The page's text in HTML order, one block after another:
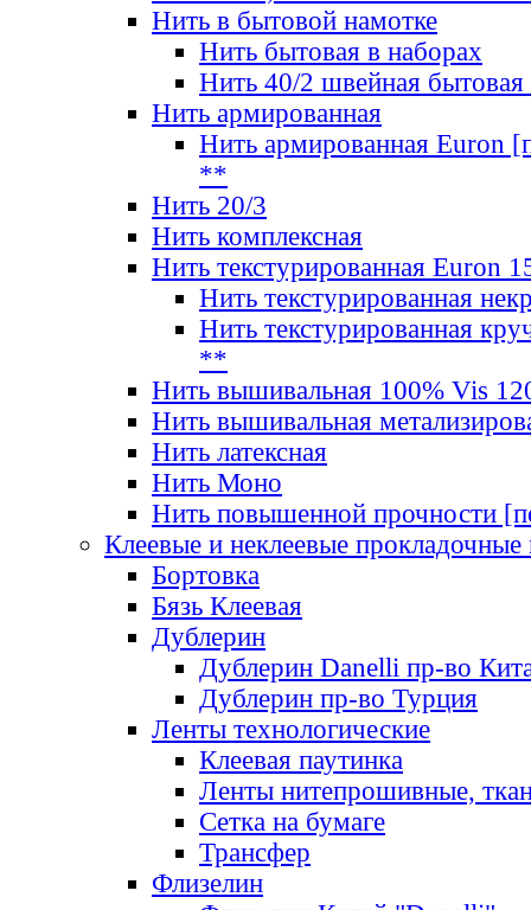
Нить в бытовой намотке
Нить бытовая в наборах
Нить 40/2 швейная бытовая
Нить армированная
Нить армированная Euron
**
Нить 20/3
Нить комплексная
Нить текстурированная Euron
Нить текстурированная
Нить текстурированная
**
Нить вышивальная 100% Vis
Нить вышивальная
Нить латексная
Нить Моно
Нить повышенной прочности
Клеевые и неклеевые прокладочные
Бортовка
Бязь Клеевая
Дублерин
Дублерин Danelli пр-во
Дублерин пр-во Турция
Ленты технологические
Клеевая паутинка
Ленты нитепрошивные,
Сетка на бумаге
Трансфер
Флизелин